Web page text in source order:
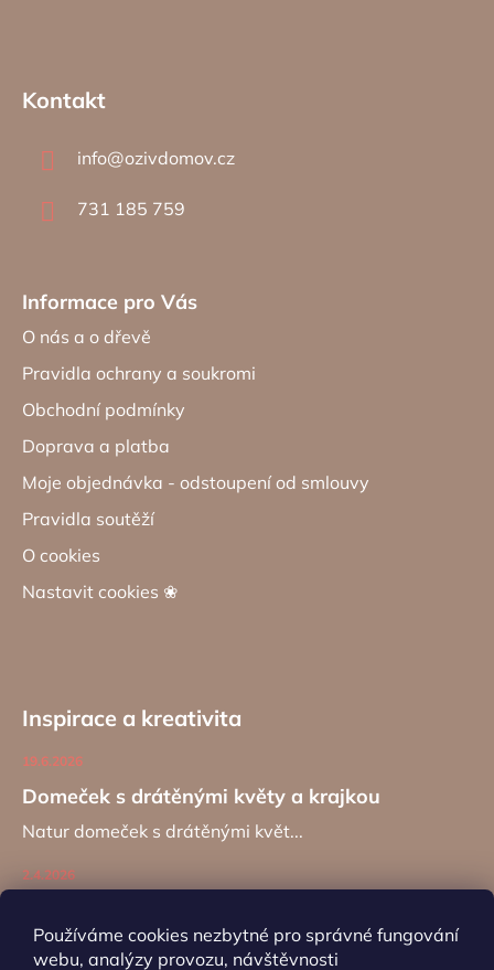
Používáme cookies nezbytné pro správné fungování
webu, analýzy provozu, návštěvnosti
Kontakt
info@ozivdomov.cz
731 185 759
Informace pro Vás
O nás a o dřevě
Pravidla ochrany a soukromi
Obchodní podmínky
Doprava a platba
Moje objednávka - odstoupení od smlouvy
Pravidla soutěží
O cookies
Nastavit cookies ❀
Inspirace a kreativita
Domeček s drátěnými květy a krajkou
19.6.2026
Natur domeček s drátěnými květ...
2.4.2026
Návod na výrobu záložky do kní...